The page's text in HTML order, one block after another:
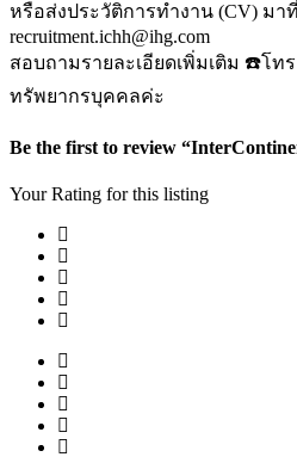
หรือส่งประวัติการทำงาน (CV) มา
recruitment.ichh@ihg.com
สอบถามรายละเอียดเพิ่มเติม ☎️โทร
ทรัพยากรบุคคลค่ะ
Be the first to review
Your Rating for this listing